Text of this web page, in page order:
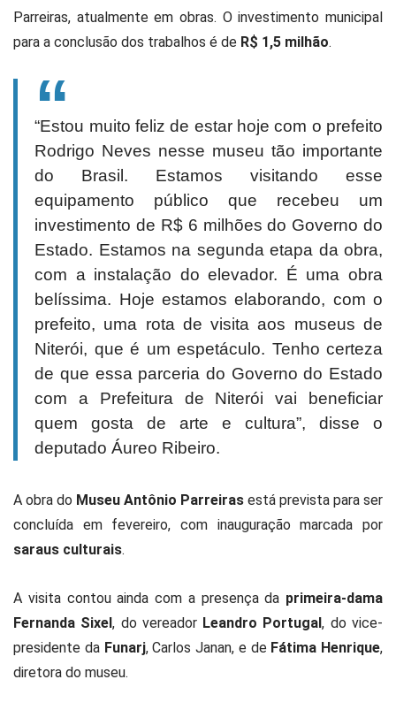
Parreiras, atualmente em obras. O investimento municipal
para a conclusão dos trabalhos é de R$ 1,5 milhão.
“Estou muito feliz de estar hoje com o prefeito
Rodrigo Neves nesse museu tão importante
do Brasil. Estamos visitando esse
equipamento público que recebeu um
investimento de R$ 6 milhões do Governo do
Estado. Estamos na segunda etapa da obra,
com a instalação do elevador. É uma obra
belíssima. Hoje estamos elaborando, com o
prefeito, uma rota de visita aos museus de
Niterói, que é um espetáculo. Tenho certeza
de que essa parceria do Governo do Estado
com a Prefeitura de Niterói vai beneficiar
quem gosta de arte e cultura”, disse o
deputado Áureo Ribeiro.
A obra do Museu Antônio Parreiras está prevista para ser
concluída em fevereiro, com inauguração marcada por
saraus culturais.
A visita contou ainda com a presença da primeira-dama
Fernanda Sixel, do vereador Leandro Portugal, do vice-
presidente da Funarj, Carlos Janan, e de Fátima Henrique,
diretora do museu.